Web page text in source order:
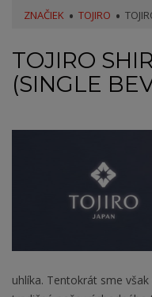
ZNAČIEK
TOJIRO
TOJIRO
(SINGLE
uhlíka. Tentokrát sme